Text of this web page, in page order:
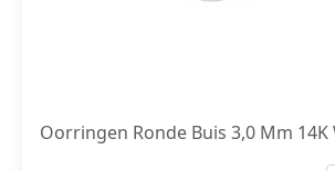
Oorringen Ronde Buis 3,0 Mm